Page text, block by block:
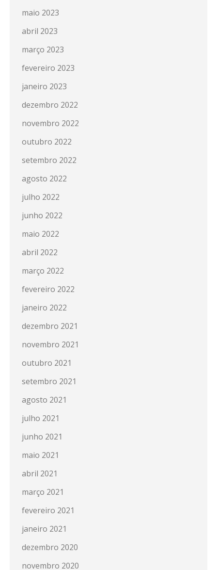
maio 2023
abril 2023
março 2023
fevereiro 2023
janeiro 2023
dezembro 2022
novembro 2022
outubro 2022
setembro 2022
agosto 2022
julho 2022
junho 2022
maio 2022
abril 2022
março 2022
fevereiro 2022
janeiro 2022
dezembro 2021
novembro 2021
outubro 2021
setembro 2021
agosto 2021
julho 2021
junho 2021
maio 2021
abril 2021
março 2021
fevereiro 2021
janeiro 2021
dezembro 2020
novembro 2020